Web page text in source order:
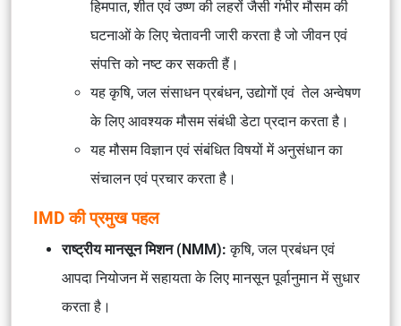
हिमपात, शीत एवं उष्ण की लहरों जैसी गंभीर मौसम की
घटनाओं के लिए चेतावनी जारी करता है जो जीवन एवं
संपत्ति को नष्ट कर सकती हैं।
यह कृषि, जल संसाधन प्रबंधन, उद्योगों एवं तेल अन्वेषण
के लिए आवश्यक मौसम संबंधी डेटा प्रदान करता है।
यह मौसम विज्ञान एवं संबंधित विषयों में अनुसंधान का
संचालन एवं प्रचार करता है।
IMD की प्रमुख पहल
राष्ट्रीय मानसून मिशन (NMM):कृषि, जल प्रबंधन एवं
आपदा नियोजन में सहायता के लिए मानसून पूर्वानुमान में सुधार
करता है।